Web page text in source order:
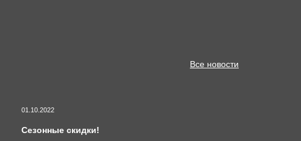
Все новости
01.10.2022
Сезонные скидки!